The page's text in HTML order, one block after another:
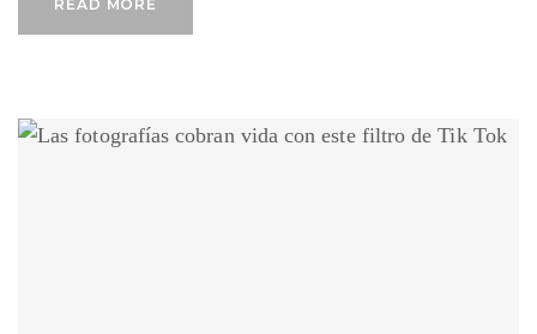
READ MORE